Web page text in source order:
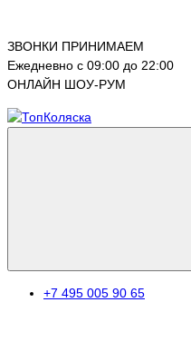
ЗВОНКИ ПРИНИМАЕМ
Ежедневно с 09:00 до 22:00
ОНЛАЙН ШОУ-РУМ
+7 495 005 90 65